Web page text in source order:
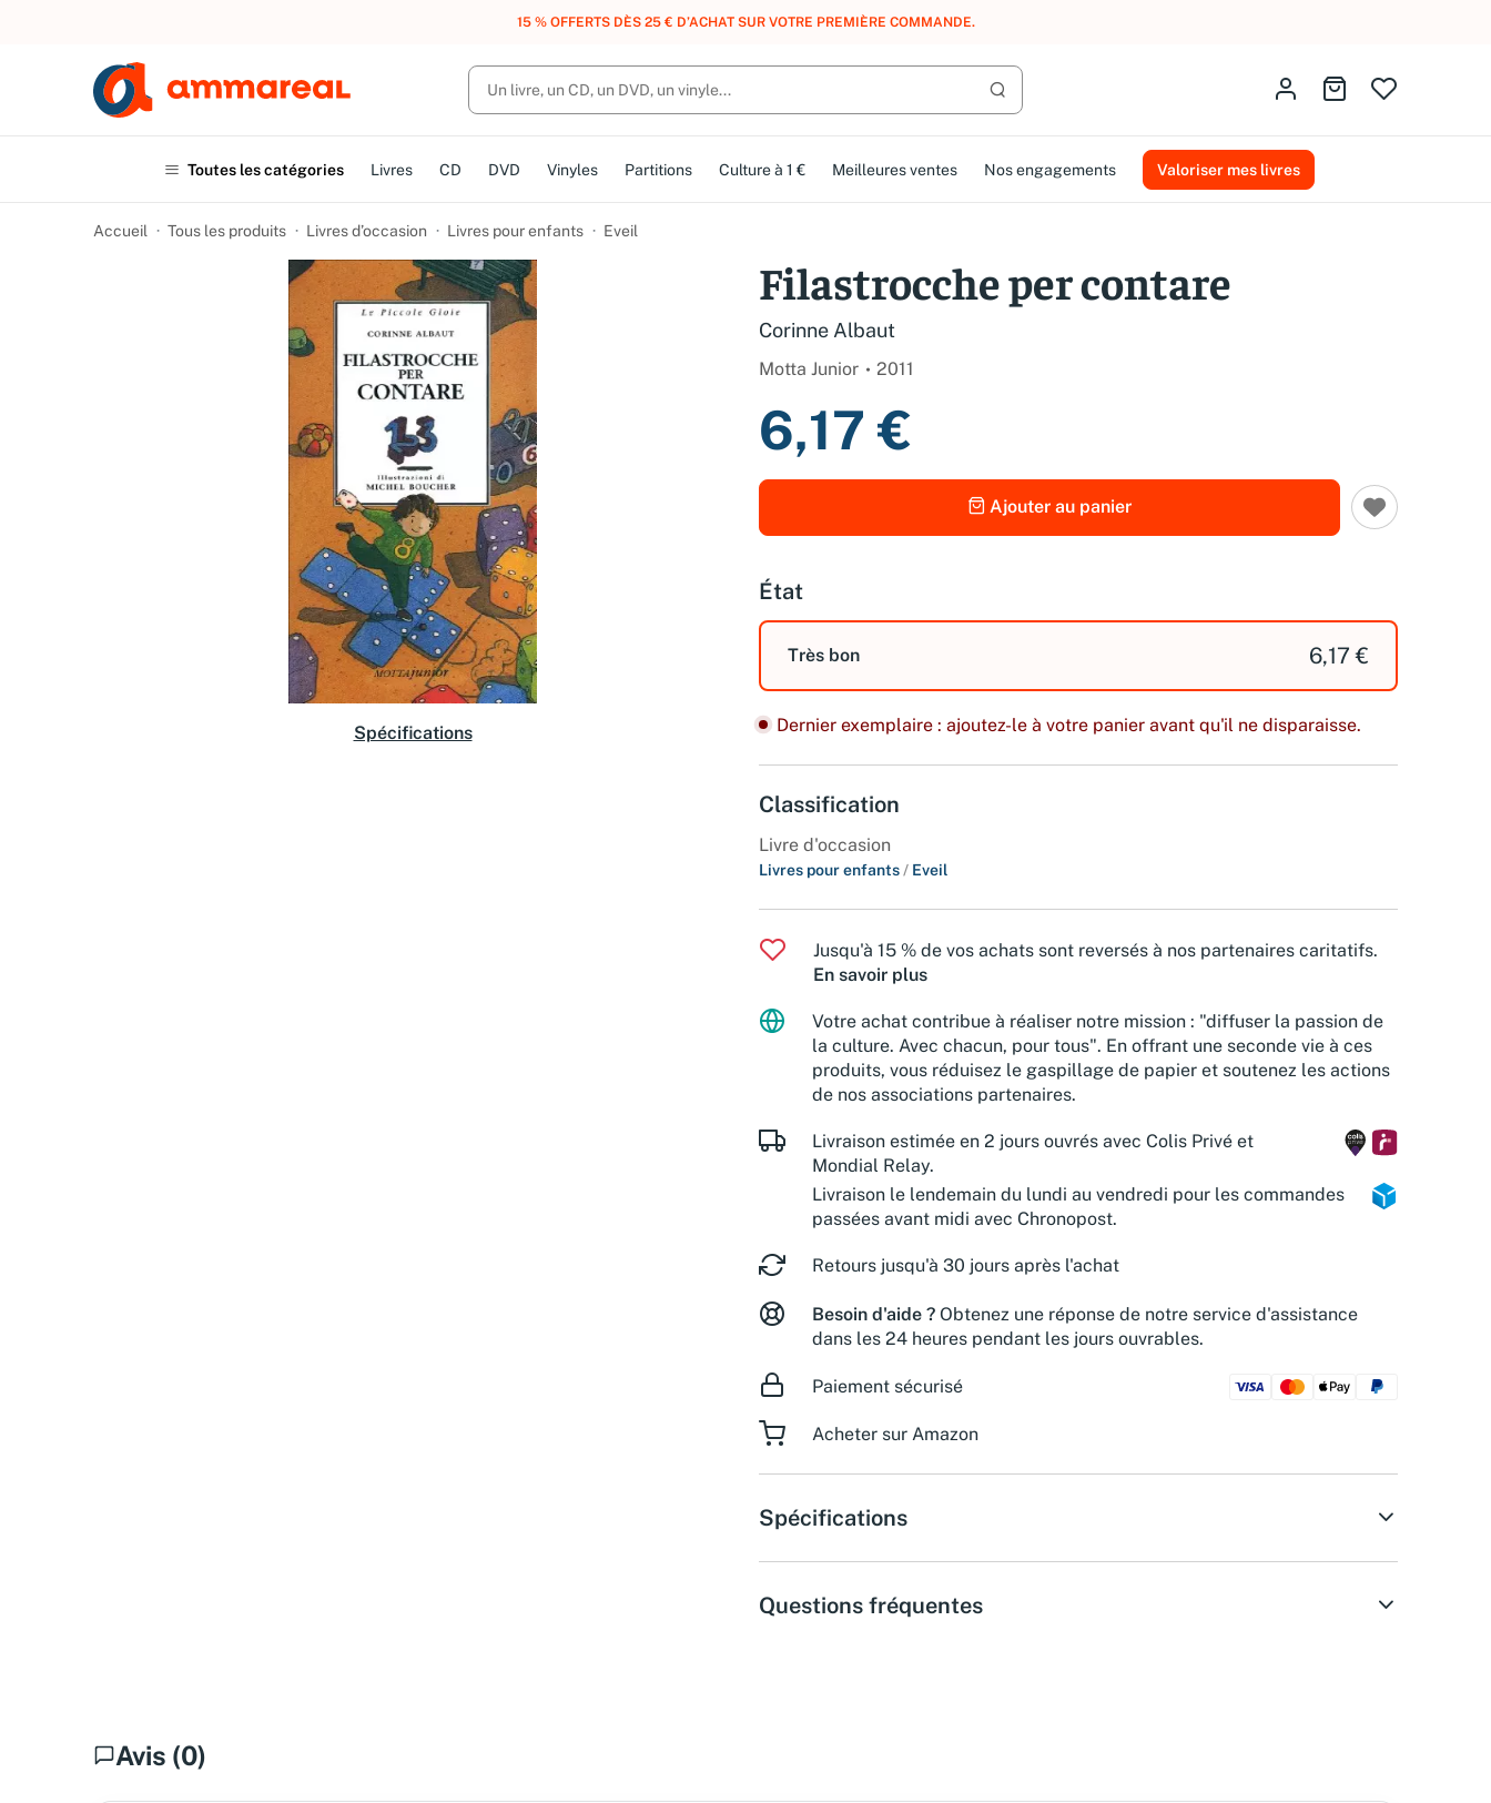
UN ACHAT, DES POINTS, DES RÉCOMPENSES :REJOIGNEZ GRATUITEMENT LE CLUB AMMAREAL.
Lancer la recherche
Identifiez-vousAller au panier
Toutes les catégories Livres CD DVD Vinyles Partitions Culture à 1 € Meilleures ventes Nos engagements Valoriser mes livres
Accueil Tous les produits Livres d’occasion Livres pour enfants Eveil
Spécifications
Filastrocche per contare
Corinne Albaut
Motta Junior 2011
6,17 €
Ajouter au panier
État
Très bon 6,17 €
Dernier exemplaire : ajoutez-le à votre panier avant qu'il ne disparaisse.
Classification
Livre d'occasion
Livres pour enfants / Eveil
Jusqu'à 15 % de vos achats sont reversés à nos partenaires caritatifs.
En savoir plus
Votre achat contribue à réaliser notre mission : "diffuser la passion de
la culture. Avec chacun, pour tous". En offrant une seconde vie à ces
produits, vous réduisez le gaspillage de papier et soutenez les actions
de nos associations partenaires.
Livraison estimée en 2 jours ouvrés avec Colis Privé et
Mondial Relay.
Livraison le lendemain du lundi au vendredi pour les commandes
passées avant midi avec Chronopost.
Retours jusqu'à 30 jours après l'achat
Besoin d'aide ? Obtenez une réponse de notre service d'assistance
dans les 24 heures pendant les jours ouvrables.
Paiement sécurisé
Acheter sur Amazon
Spécifications
Questions fréquentes
Avis (0)